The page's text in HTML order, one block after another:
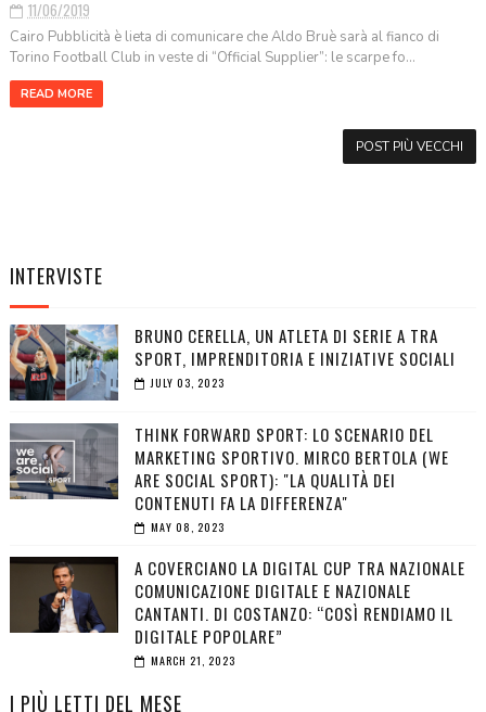
11/06/2019
Cairo Pubblicità è lieta di comunicare che Aldo Bruè sarà al fianco di
Torino Football Club in veste di “Official Supplier”: le scarpe fo...
READ MORE
POST PIÙ VECCHI
INTERVISTE
BRUNO CERELLA, UN ATLETA DI SERIE A TRA
SPORT, IMPRENDITORIA E INIZIATIVE SOCIALI
JULY 03, 2023
THINK FORWARD SPORT: LO SCENARIO DEL
MARKETING SPORTIVO. MIRCO BERTOLA (WE
ARE SOCIAL SPORT): "LA QUALITÀ DEI
CONTENUTI FA LA DIFFERENZA"
MAY 08, 2023
A COVERCIANO LA DIGITAL CUP TRA NAZIONALE
COMUNICAZIONE DIGITALE E NAZIONALE
CANTANTI. DI COSTANZO: “COSÌ RENDIAMO IL
DIGITALE POPOLARE”
MARCH 21, 2023
I PIÙ LETTI DEL MESE